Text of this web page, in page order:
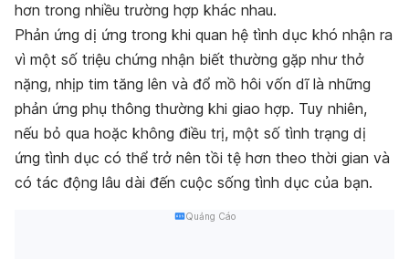
hơn trong nhiều trường hợp khác nhau.
Phản ứng dị ứng trong khi quan hệ tình dục khó nhận ra
vì một số triệu chứng nhận biết thường gặp như thở
nặng, nhịp tim tăng lên và đổ mồ hôi vốn dĩ là những
phản ứng phụ thông thường khi giao hợp. Tuy nhiên,
nếu bỏ qua hoặc không điều trị, một số tình trạng dị
ứng tình dục có thể trở nên tồi tệ hơn theo thời gian và
có tác động lâu dài đến cuộc sống tình dục của bạn.
Quảng Cáo